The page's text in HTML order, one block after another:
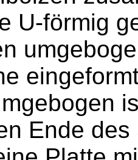
U-förmig
Ende